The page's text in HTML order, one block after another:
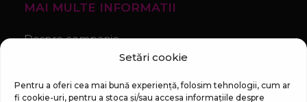
Setări cookie
Pentru a oferi cea mai bună experiență, folosim tehnologii, cum ar
fi cookie-uri, pentru a stoca și/sau accesa informațiile despre
MAI MULTE INFORMATII
Despre companie
Regulament Campanie „100 zile pana la vis”